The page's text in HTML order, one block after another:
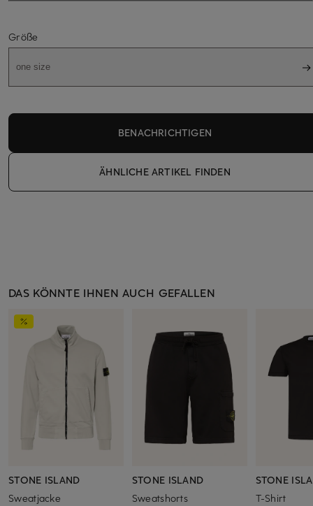
Größe
one size
BENACHRICHTIGEN
ÄHNLICHE ARTIKEL FINDEN
DAS KÖNNTE IHNEN AUCH GEFALLEN
STONE ISLAND
Sweatjacke
STONE ISLAND
Sweatshorts
STONE
T-Shirt